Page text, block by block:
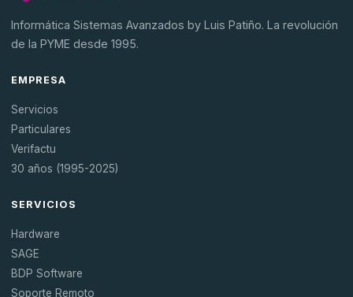
Informática Sistemas Avanzados by Luis Patiño. La revolución
de la PYME desde 1995.
EMPRESA
Servicios
Particulares
Verifactu
30 años (1995-2025)
SERVICIOS
Hardware
SAGE
BDP Software
Soporte Remoto